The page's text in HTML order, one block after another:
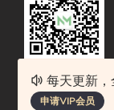
魔棒网提供优质设
每天更新，
申请VIP会员